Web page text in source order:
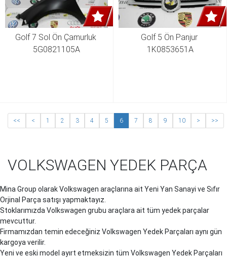
Golf 7 Sol Ön Çamurluk
5G0821105A
Golf 5 Ön Panjur
1K0853651A
<< < 1 2 3 4 5 6 7 8 9 10 > >>
VOLKSWAGEN YEDEK PARÇA
Mina Group olarak Volkswagen araçlarına ait Yeni Yan Sanayi ve Sıfır
Orjinal Parça satışı yapmaktayız.
Stoklarımızda Volkswagen grubu araçlara ait tüm yedek parçalar
mevcuttur.
Firmamızdan temin edeceğiniz Volkswagen Yedek Parçaları aynı gün
kargoya verilir.
Yeni ve eski model ayırt etmeksizin tüm Volkswagen Yedek Parçaları